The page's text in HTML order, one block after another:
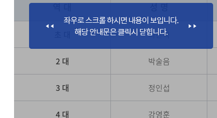
역 대 성 명
최완복
2 대 박술음
3 대 정인섭
4 대 강영훈